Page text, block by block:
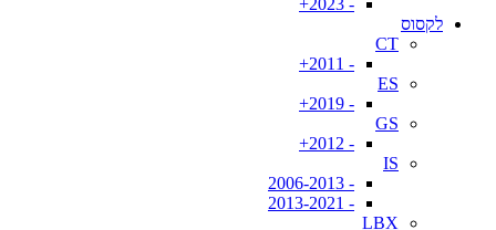
- 2023+
לקסוס
CT
- 2011+
ES
- 2019+
GS
- 2012+
IS
- 2006-2013
- 2013-2021
LBX